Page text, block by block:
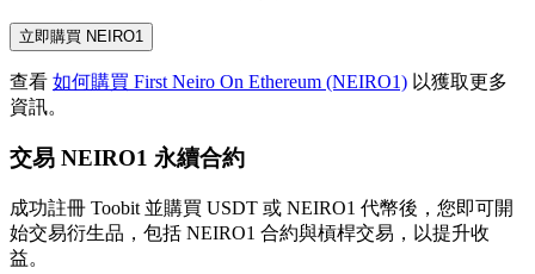
立即購買 NEIRO1
查看 如何購買 First Neiro On Ethereum (NEIRO1) 以獲取更多
資訊。
交易 NEIRO1 永續合約
成功註冊 Toobit 並購買 USDT 或 NEIRO1 代幣後，您即可開
始交易衍生品，包括 NEIRO1 合約與槓桿交易，以提升收
益。